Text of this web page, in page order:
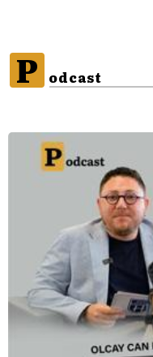
P odcast